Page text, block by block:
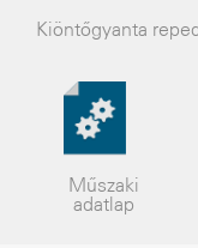
Kiöntõgyanta
Műszaki
adatlap